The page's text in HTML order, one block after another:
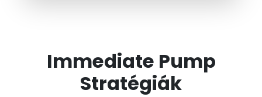
Immediate Pump
Stratégiák